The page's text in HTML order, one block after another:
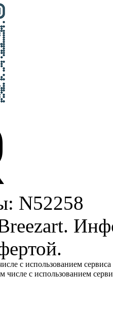
N52258
с использованием
числе с использованием